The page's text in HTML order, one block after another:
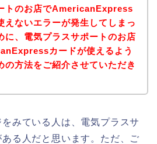
トのお店でAmericanExpress
えないエラーが発生してしまっ
に、電気プラスサポートのお店
カードが使えるよう
の方法をご紹介させていただき
みている人は、電気プラスサ
る人だと思います。ただ、ご